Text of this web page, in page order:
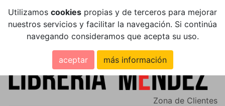
Utilizamos cookies propias y de terceros para mejorar
nuestros servicios y facilitar la navegación. Si continúa
navegando consideramos que acepta su uso.
aceptar más información
Zona de Clientes